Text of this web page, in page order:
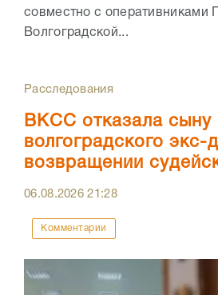
совместно с оперативниками
Волгоградской...
Расследования
ВКСС отказала сыну
волгоградского экс-
возвращении
06.08.202621:28
Комментарии